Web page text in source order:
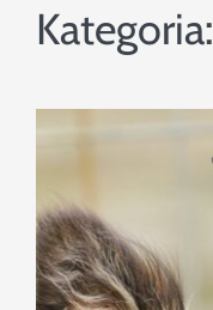
Kategoria: